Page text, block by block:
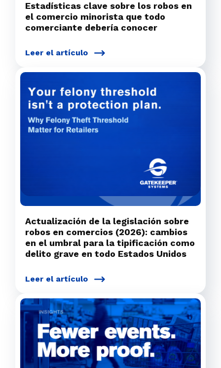
Estadísticas clave sobre los robos en
el comercio minorista que todo
comerciante debería conocer
Leer el artículo
Actualización de la legislación sobre
robos en comercios (2026): cambios
en el umbral para la tipificación como
delito grave en todo Estados Unidos
Leer el artículo